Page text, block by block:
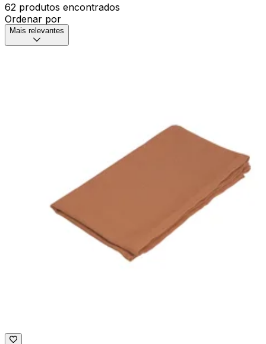
62 produtos encontrados
Ordenar por
Mais relevantes